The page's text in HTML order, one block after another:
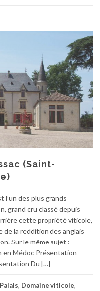
(Saint-
l’un des plus grands
grand cru classé depuis
cette propriété viticole,
la reddition des anglais
Sur le même sujet :
en Médoc Présentation
Du […]
, Domaine viticole,